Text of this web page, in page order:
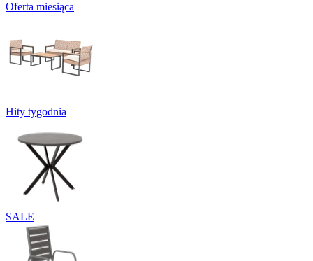
Oferta miesiąca
Hity tygodnia
SALE